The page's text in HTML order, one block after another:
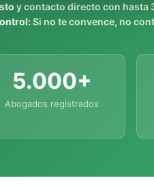
y contacto directo con hasta
Si no te convence, no
5.000+
Abogados registrados